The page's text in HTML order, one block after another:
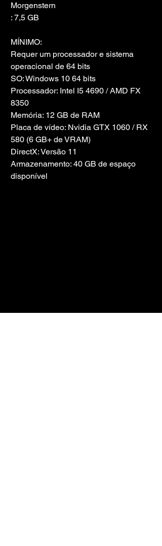
Morgenstern
: 7,5 GB
MÍNIMO:
Requer um processador e sistema
operacional de 64 bits
SO: Windows 10 64 bits
Processador: Intel I5 4690 / AMD FX
8350
Memória: 12 GB de RAM
Placa de vídeo: Nvidia GTX 1060 / RX
580 (6 GB+ de VRAM)
DirectX: Versão 11
Armazenamento: 40 GB de espaço
disponível